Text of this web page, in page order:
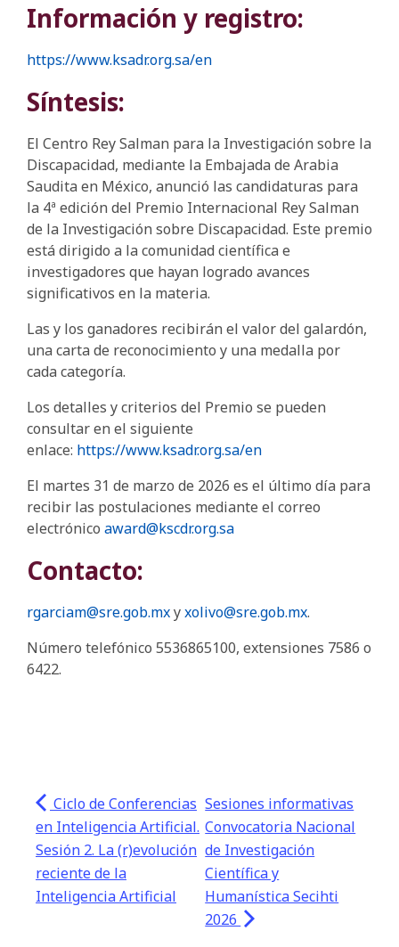
Información y registro:
https://www.ksadr.org.sa/en
Síntesis:
El Centro Rey Salman para la Investigación sobre la
Discapacidad, mediante la Embajada de Arabia
Saudita en México, anunció las candidaturas para
la 4ª edición del Premio Internacional Rey Salman
de la Investigación sobre Discapacidad. Este premio
está dirigido a la comunidad científica e
investigadores que hayan logrado avances
significativos en la materia.
Las y los ganadores recibirán el valor del galardón,
una carta de reconocimiento y una medalla por
cada categoría.
Los detalles y criterios del Premio se pueden
consultar en el siguiente
enlace: https://www.ksadr.org.sa/en
El martes 31 de marzo de 2026 es el último día para
recibir las postulaciones mediante el correo
electrónico award@kscdr.org.sa
Contacto:
rgarciam@sre.gob.mxyxolivo@sre.gob.mx.
Número telefónico 5536865100, extensiones 7586 o
6422.
Ciclo de Conferencias
en Inteligencia Artificial.
Sesión 2. La (r)evolución
reciente de la
Inteligencia Artificial
Sesiones informativas
Convocatoria Nacional
de Investigación
Científica y
Humanística Secihti
2026